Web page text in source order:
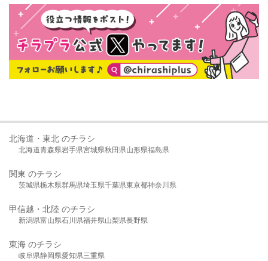
北海道・東北 のチラシ
北海道青森県岩手県宮城県秋田県山形県福島県
関東 のチラシ
茨城県栃木県群馬県埼玉県千葉県東京都神奈川県
甲信越・北陸 のチラシ
新潟県富山県石川県福井県山梨県長野県
東海 のチラシ
岐阜県静岡県愛知県三重県